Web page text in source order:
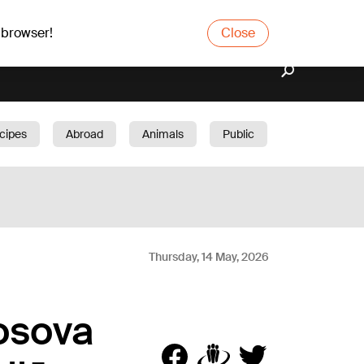
Close
Abroad Animals
Public
Thursday, 14 May, 2026